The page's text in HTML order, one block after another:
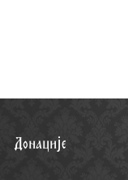
Донације